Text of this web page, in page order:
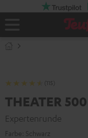
(115)
THEATER
Expertenrunde
Farbe: Schwarz